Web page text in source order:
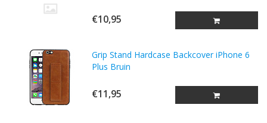
€10,95
Grip Stand Hardcase Backcover iPhone 6
Plus Bruin
€11,95